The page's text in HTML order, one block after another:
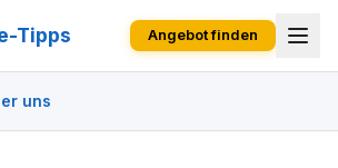
Tipps Angebot finden
uns